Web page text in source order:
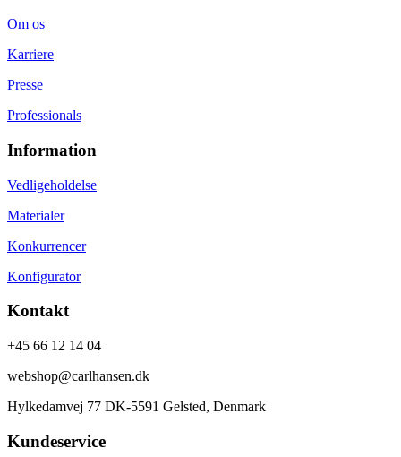
Om os
Karriere
Presse
Professionals
Information
Vedligeholdelse
Materialer
Konkurrencer
Konfigurator
Kontakt
+45 66 12 14 04
webshop@carlhansen.dk
Hylkedamvej 77 DK-5591 Gelsted, Denmark
Kundeservice